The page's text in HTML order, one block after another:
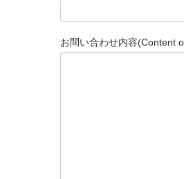
お問い合わせ内容(Content